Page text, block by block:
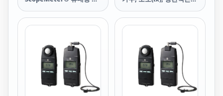
과에 대한 확신을 줍니다.
시가 가능합니다.